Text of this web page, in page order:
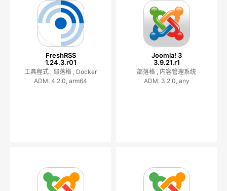
FreshRSS
1.24.3.r01
工具程式 , 部落格 , Docker
ADM: 4.2.0, arm64
Joomla! 3
3.9.21.r1
部落格 , 内容管理系统
ADM: 3.2.0, any